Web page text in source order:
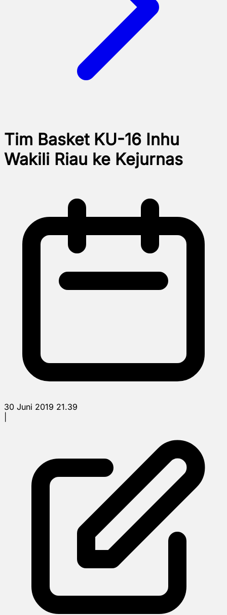
Tim Basket KU-16 Inhu
Wakili Riau ke Kejurnas
30 Juni 2019 21.39